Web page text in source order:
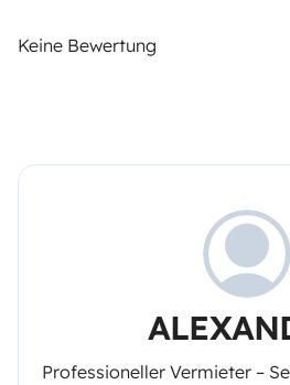
Keine Bewertung
Professioneller Vermieter –